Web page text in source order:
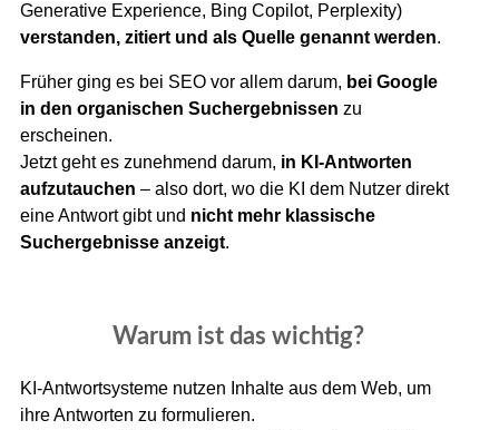
Generative Experience, Bing Copilot, Perplexity)
verstanden, zitiert und als Quelle genannt werden.
Früher ging es bei SEO vor allem darum, bei Google
in den organischen Suchergebnissen zu
erscheinen.
Jetzt geht es zunehmend darum, in KI-Antworten
aufzutauchen – also dort, wo die KI dem Nutzer direkt
eine Antwort gibt und nicht mehr klassische
Suchergebnisse anzeigt.
Warum ist das wichtig?
KI-Antwortsysteme nutzen Inhalte aus dem Web, um
ihre Antworten zu formulieren.